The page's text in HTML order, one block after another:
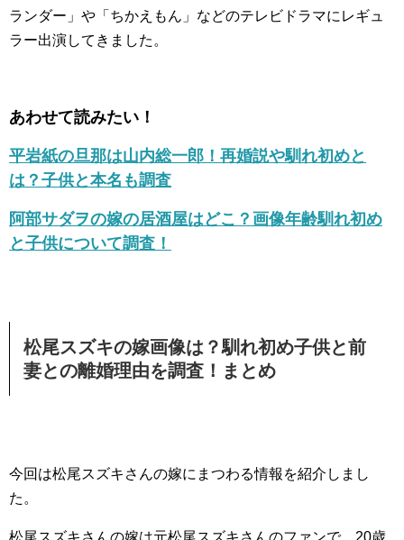
ランダー」や「ちかえもん」などのテレビドラマにレギュ
ラー出演してきました。
あわせて読みたい！
平岩紙の旦那は山内総一郎！再婚説や馴れ初めと
は？子供と本名も調査
阿部サダヲの嫁の居酒屋はどこ？画像年齢馴れ初め
と子供について調査！
松尾スズキの嫁画像は？馴れ初め子供と前
妻との離婚理由を調査！まとめ
今回は松尾スズキさんの嫁にまつわる情報を紹介しまし
た。
松尾スズキさんの嫁は元松尾スズキさんのファンで、20歳